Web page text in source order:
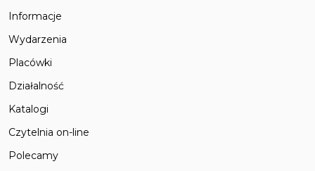
Informacje
Wydarzenia
Placówki
Działalność
Katalogi
Czytelnia on-line
Polecamy